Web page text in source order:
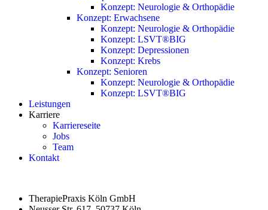
Konzept: Neurologie & Orthopädie
Konzept: Erwachsene
Konzept: Neurologie & Orthopädie
Konzept: LSVT®BIG
Konzept: Depressionen
Konzept: Krebs
Konzept: Senioren
Konzept: Neurologie & Orthopädie
Konzept: LSVT®BIG
Leistungen
Karriere
Karriereseite
Jobs
Team
Kontakt
TherapiePraxis Köln GmbH